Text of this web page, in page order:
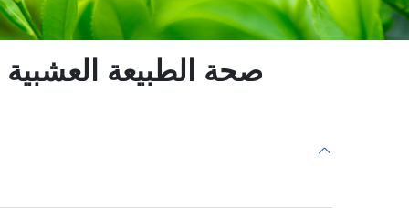
للأطفال لزيادة
الوزن
صحة الطبيعة العشبية